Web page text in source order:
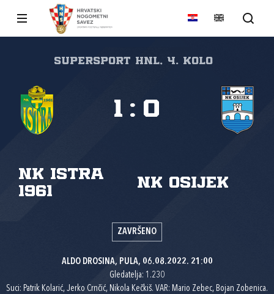
SuperSport HNL, 4. kolo
NK Istra
1961
NK Osijek
1 : 0
ZAVRŠENO
ALDO DROSINA, PULA, 06.08.2022. 21:00
Gledatelja: 1.230
Suci: Patrik Kolarić, Jerko Crnčić, Nikola Kečkiš. VAR: Mario Zebec, Bojan Zobenica.